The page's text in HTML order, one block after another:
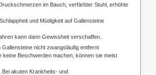
im Bauch, verfärbter Stuhl, erhöhte
und Müdigkeit auf Gallensteine
kann dann Gewissheit verschaffen.
Gallensteine nicht zwangsläufig entfernt
keine Beschwerden machen, können sie meist
Bei akuten Krankheits- und